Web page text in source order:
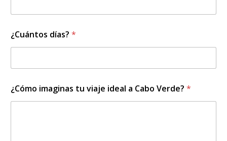
o
a
a
d
l
s
¿Cuántos días? *
¿Cómo imaginas tu viaje ideal a Cabo Verde? *